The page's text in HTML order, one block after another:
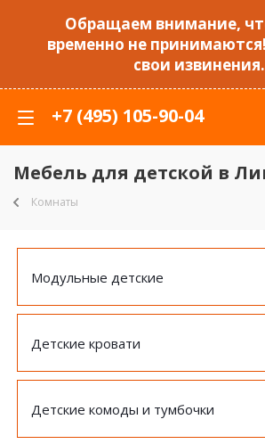
Обращаем внимание,
временно не
свои извинения.
+7 (495) 105-90-04
Мебель для детской в
Комнаты
Модульные детские
Детские кровати
Детские комоды и тумбочки